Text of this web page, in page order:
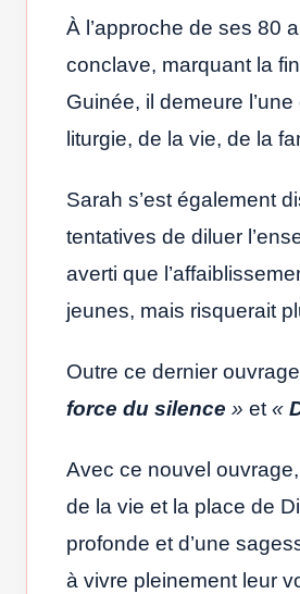
À l’approche de ses 80
conclave, marquant la
Guinée, il demeure
liturgie, de la vie, de la
Sarah s’est également
tentatives de diluer
averti que
jeunes, mais risquerait
Outre ce dernier
force du silence » et «
Avec ce nouvel
de la vie et la place de
profonde et d’une
à vivre pleinement leur